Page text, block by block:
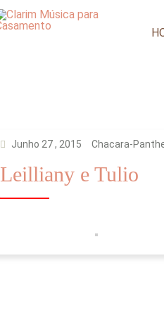
Junho 27 , 2015 Chacara-
Leilliany e Tulio